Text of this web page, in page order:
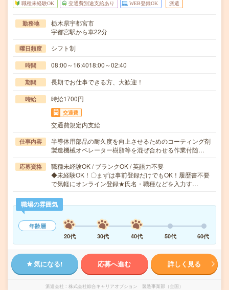
職種未経験OK 交通費別途支給あり WEB登録OK 派遣
勤務地
栃木県宇都宮市
宇都宮駅から車22分
曜日頻度 シフト制
時間 08:00～16:4018:00～02:40
期間 長期でお仕事できる方、大歓迎！
時給 時給1700円
交通費
交通費規定内支給
仕事内容
半導体用部品の耐久度を向上させるためのコーティング剤
製造機械オペレーター樹脂等を混ぜ合わせる作業付随…
応募資格
職種未経験OK / ブランクOK / 英語力不要
◆未経験OK！〇まずは事前登録だけでもOK！履歴書不要
で気軽にオンライン登録★氏名・職種などを入力す…
職場の雰囲気
年齢層
20代
30代 40代 50代 60代
気になる! 応募へ進む 詳しく見る
派遣会社 株式会社綜合キャリアオプション 製造事業部（全国）